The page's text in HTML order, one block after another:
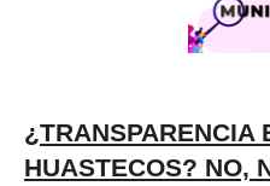
¿TRANSPARENCIA
HUASTECOS? NO,